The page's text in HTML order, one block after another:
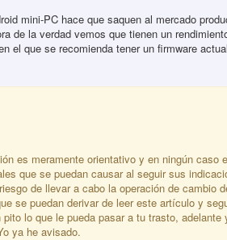
mini-PC hace que saquen al mercado
de la verdad vemos que tienen un
el que se recomienda tener un firmware
es meramente orientativo y en ningún caso
que se puedan causar al seguir sus
de llevar a cabo la operación de cambio
se puedan derivar de leer este artículo y
lo que le pueda pasar a tu trasto,
ya he avisado.